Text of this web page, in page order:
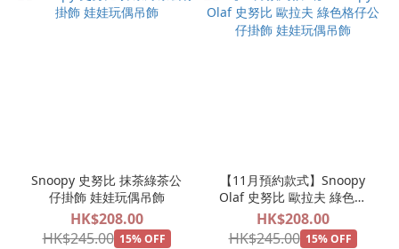
Snoopy 史努比 抹茶綠茶公
仔掛飾 娃娃玩偶吊飾
HK$208.00
HK$245.00 15% OFF
【11月預約款式】Snoopy
Olaf 史努比 歐拉夫 綠色格
仔公仔掛飾 娃娃玩偶吊飾
HK$208.00
HK$245.00 15% OFF